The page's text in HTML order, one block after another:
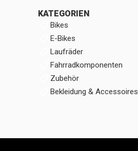
KATEGORIEN
Bikes
E-Bikes
Laufräder
Fahrradkomponenten
Zubehör
Bekleidung & Accessoires